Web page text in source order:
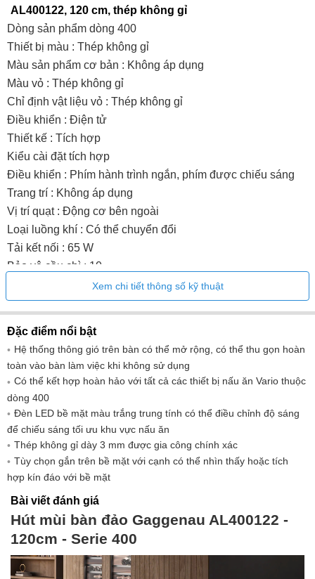
AL400122, 120 cm, thép không gỉ
Dòng sản phẩm dòng 400
Thiết bị màu : Thép không gỉ
Màu sản phẩm cơ bản : Không áp dụng
Màu vỏ : Thép không gỉ
Chỉ định vật liệu vỏ : Thép không gỉ
Điều khiển : Điện tử
Thiết kế : Tích hợp
Kiểu cài đặt tích hợp
Điều khiển : Phím hành trình ngắn, phím được chiếu sáng
Trang trí : Không áp dụng
Vị trí quạt : Động cơ bên ngoài
Loại luồng khí : Có thể chuyển đổi
Tải kết nối : 65 W
Bảo vệ cầu chì : 10
Tần số : 50; 60 TPU00040
Loại phích cắm gB với phích cắm dẹt bên phải,
Schuko/Gardy có nối đất
Chiều rộng thiết bị 118,4 cm
Độ sâu thiết bị 14 cm
Chiều cao đơn vị đóng gói 38 cm
Chiều rộng của đơn vị đóng gói 64 cm
Sản phẩm được đóng gói sâu 130cm
Chiều rộng hốc tối thiểu 114 cm
Chiều rộng hốc tối đa 114 cm
Độ sâu hốc 12,5 cm
Tổng trọng lượng : 47,0 kg
Chiều cao khí thải ống khói tối đa. 86 cm
Chiều cao khí thải ống khói tối thiểu. : 54 cm
Chiều cao tuần hoàn tối đa của ống khói 86 cm
Xem chi tiết thông số kỹ thuật
Đặc điểm nổi bật
Hệ thống thông gió trên bàn có thể mở rộng, có thể thu gọn hoàn
toàn vào bàn làm việc khi không sử dụng
Có thể kết hợp hoàn hảo với tất cả các thiết bị nấu ăn Vario thuộc
dòng 400
Đèn LED bề mặt màu trắng trung tính có thể điều chỉnh độ sáng
để chiếu sáng tối ưu khu vực nấu ăn
Thép không gỉ dày 3 mm được gia công chính xác
Tùy chọn gắn trên bề mặt với cạnh có thể nhìn thấy hoặc tích
hợp kín đáo với bề mặt
Bài viết đánh giá
Hút mùi bàn đảo Gaggenau AL400122 -
120cm - Serie 400